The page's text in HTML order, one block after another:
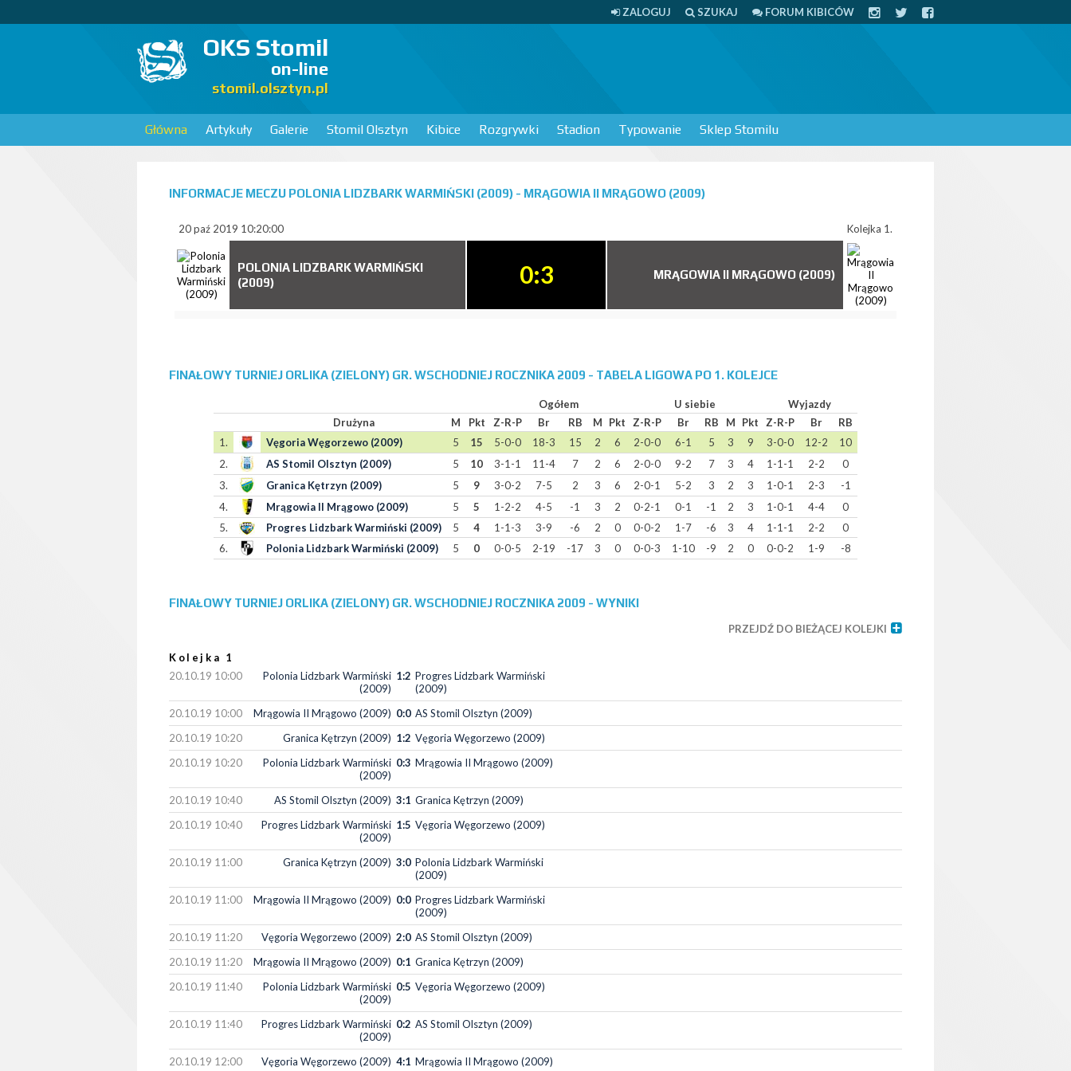
ZALOGUJ SZUKAJ FORUM KIBICÓW
OKS Stomil
on-line
stomil.olsztyn.pl
Główna Artykuły Galerie Stomil Olsztyn Kibice Rozgrywki Stadion Typowanie Sklep Stomilu
INFORMACJE MECZU POLONIA LIDZBARK WARMIŃSKI (2009) - MRĄGOWIA II MRĄGOWO (2009)
20 paź 2019 10:20:00 Kolejka 1.
POLONIA LIDZBARK WARMIŃSKI
(2009)
0:3 MRĄGOWIA II MRĄGOWO (2009)
FINAŁOWY TURNIEJ ORLIKA (ZIELONY) GR. WSCHODNIEJ ROCZNIKA 2009 - TABELA LIGOWA PO 1. KOLEJCE
Ogółem U siebie
Wyjazdy
Drużyna
M Pkt Z-R-P Br RB M Pkt Z-R-P Br RB M Pkt Z-R-P Br
RB
1.
Vęgoria Węgorzewo (2009) 5 15 5-0-0 18-3 15 2 6 2-0-0 6-1 5 3 9 3-0-0 12-2
10
2.
AS Stomil Olsztyn (2009) 5 10 3-1-1 11-4 7 2 6 2-0-0 9-2 7 3 4 1-1-1 2-2
0
3.
Granica Kętrzyn (2009) 5 9 3-0-2 7-5 2 3 6 2-0-1 5-2 3 2 3 1-0-1 2-3
-1
4.
Mrągowia II Mrągowo (2009) 5 5 1-2-2 4-5 -1 3 2 0-2-1 0-1 -1 2 3 1-0-1 4-4
0
5.
Progres Lidzbark Warmiński (2009) 5 4 1-1-3 3-9 -6 2 0 0-0-2 1-7 -6 3 4 1-1-1 2-2
0
6.
Polonia Lidzbark Warmiński (2009) 5 0 0-0-5 2-19 -17 3 0 0-0-3 1-10 -9 2 0 0-0-2 1-9 -8
FINAŁOWY TURNIEJ ORLIKA (ZIELONY) GR. WSCHODNIEJ ROCZNIKA 2009 - WYNIKI
PRZEJDŹ DO BIEŻĄCEJ KOLEJKI
Kolejka 1
20.10.19 10:00
Polonia Lidzbark Warmiński
(2009)
1:2 Progres Lidzbark Warmiński
(2009)
20.10.19 10:00
Mrągowia II Mrągowo (2009) 0:0 AS Stomil Olsztyn (2009)
20.10.19 10:20
Granica Kętrzyn (2009) 1:2 Vęgoria Węgorzewo (2009)
20.10.19 10:20
Polonia Lidzbark Warmiński
(2009)
0:3 Mrągowia II Mrągowo (2009)
20.10.19 10:40 AS Stomil Olsztyn (2009) 3:1 Granica Kętrzyn (2009)
20.10.19 10:40
Progres Lidzbark Warmiński
(2009)
1:5 Vęgoria Węgorzewo (2009)
20.10.19 11:00 Granica Kętrzyn (2009) 3:0 Polonia Lidzbark Warmiński
(2009)
20.10.19 11:00
Mrągowia II Mrągowo (2009) 0:0 Progres Lidzbark Warmiński
(2009)
20.10.19 11:20
Vęgoria Węgorzewo (2009) 2:0 AS Stomil Olsztyn (2009)
20.10.19 11:20
Mrągowia II Mrągowo (2009) 0:1 Granica Kętrzyn (2009)
20.10.19 11:40
Polonia Lidzbark Warmiński
(2009)
0:5 Vęgoria Węgorzewo (2009)
20.10.19 11:40
Progres Lidzbark Warmiński
(2009)
0:2 AS Stomil Olsztyn (2009)
20.10.19 12:00 Vęgoria Węgorzewo (2009) 4:1 Mrągowia II Mrągowo (2009)